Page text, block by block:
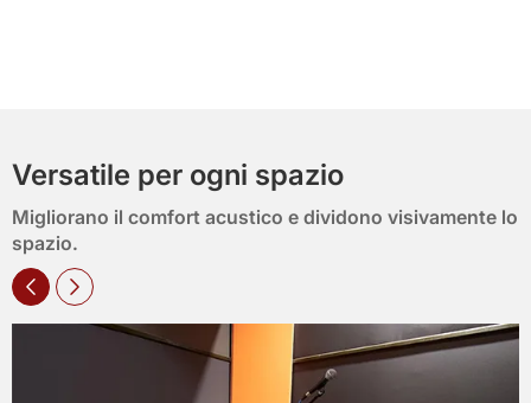
Versatile per ogni spazio
Migliorano il comfort acustico e dividono visivamente lo
spazio.